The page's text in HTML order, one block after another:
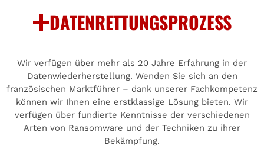
DATENRETTUNGSPROZESS
Wir verfügen über mehr als 20 Jahre Erfahrung in der
Datenwiederherstellung. Wenden Sie sich an den
französischen Marktführer – dank unserer Fachkompetenz
können wir Ihnen eine erstklassige Lösung bieten. Wir
verfügen über fundierte Kenntnisse der verschiedenen
Arten von Ransomware und der Techniken zu ihrer
Bekämpfung.